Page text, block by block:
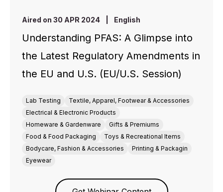
Aired on 30 APR 2024 English
Understanding PFAS: A Glimpse into
the Latest Regulatory Amendments in
the EU and U.S. (EU/U.S. Session)
Lab Testing
Textile, Apparel, Footwear & Accessories
Electrical & Electronic Products
Homeware & Gardenware
Gifts & Premiums
Food & Food Packaging
Toys & Recreational Items
Bodycare, Fashion & Accessories
Printing & Packagin
Eyewear